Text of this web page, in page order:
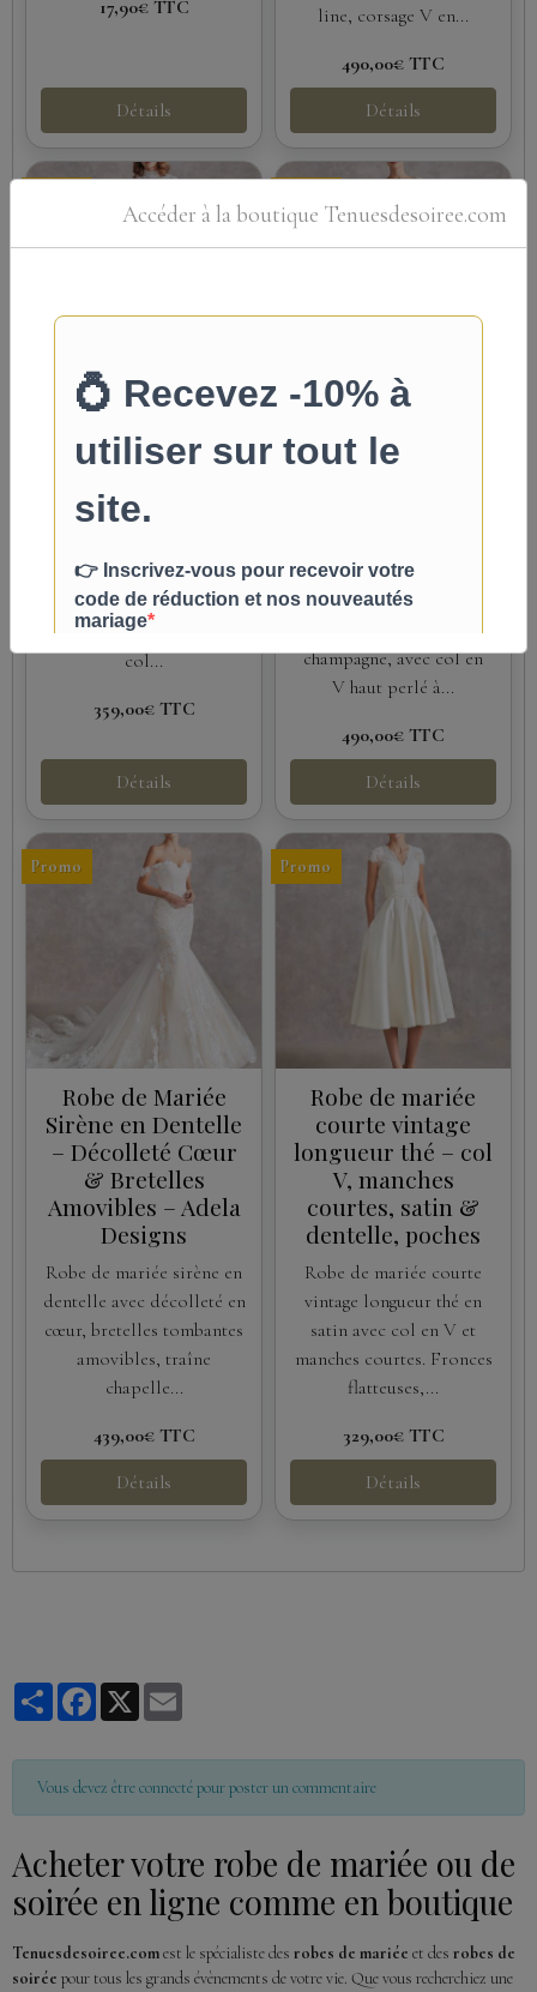
17,90€ TTC
Détails
line, corsage V en...
490,00€ TTC
Détails
Mousseline de Soie
Designs
en mousseline de soie et
dentelle, avec haut
transparent, manches 3/4,
col...
359,00€ TTC
Détails
style princesse en
longues
Robe de bal chic en
champagne, avec col en
V haut perlé à...
490,00€ TTC
Détails
Promo
Robe de Mariée
Sirène en Dentelle
– Décolleté Cœur
& Bretelles
Amovibles – Adela
Designs
Robe de mariée sirène en
dentelle avec décolleté en
cœur, bretelles tombantes
amovibles, traîne
chapelle...
439,00€ TTC
Détails
Promo
Robe de mariée
courte vintage
longueur thé – col
V, manches
courtes, satin &
dentelle, poches
Robe de mariée courte
vintage longueur thé en
satin avec col en V et
manches courtes. Fronces
flatteuses,...
329,00€ TTC
Détails
PartagerFacebook
X
Vous devez être connecté pour poster un commentaire
Acheter votre robe de mariée ou de
soirée en ligne comme en boutique
Tenuesdesoiree.comest le spécialiste des robes de mariée et des robes de
soirée pour tous les grands évènements de votre vie. Que vous recherchiez une
Accéder à la boutique Tenuesdesoiree.com